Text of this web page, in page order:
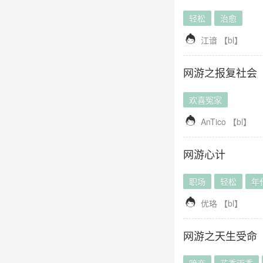
轻松 治愈
 江谙 【bl】
网游之报复社会
欢喜冤家
 AnTico 【bl】
网游心计
职场 轻松 年
 优珞 【bl】
网游之天生受命